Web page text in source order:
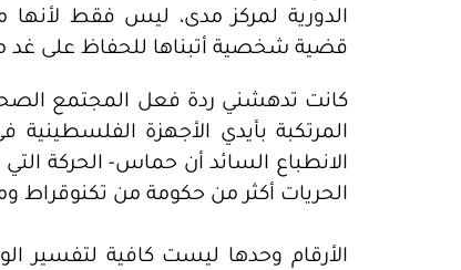
الدورية لمركز مدى، ليس فقط
قضية شخصية أتبناها للحفاظ على غد
كانت تدهشني ردة فعل المجتمع
المرتكبة بأيدي الأجهزة
الانطباع السائد أن حماس- الحركة
الحريات أكثر من حكومة من
الأرقام وحدها ليست كافية لتفسير